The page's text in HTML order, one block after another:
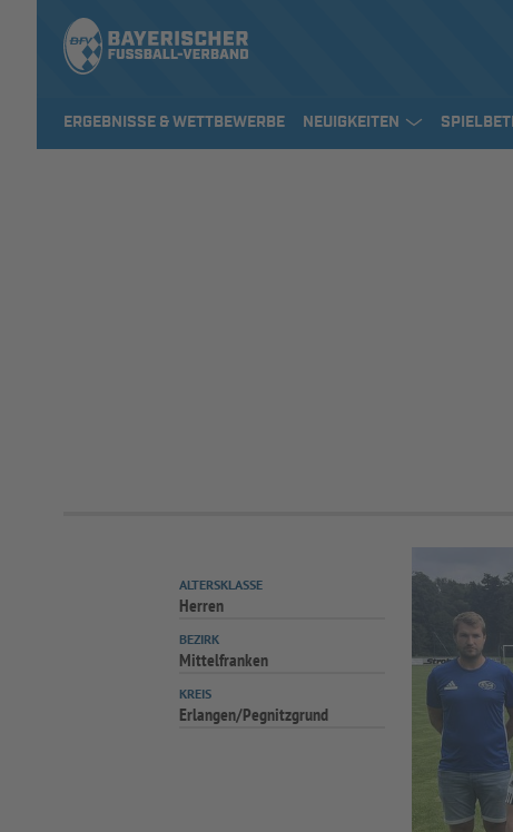
ERGEBNISSE & WETTBEWERBE NEUIGKEITEN
ALTERSKLASSE
Herren
BEZIRK
Mittelfranken
KREIS
Erlangen/Pegnitzgrund